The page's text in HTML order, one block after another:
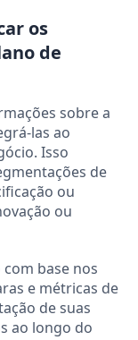
os
de
sobre a
las ao
Isso
de
ou
ou
base nos
e métricas de
de suas
ao longo do